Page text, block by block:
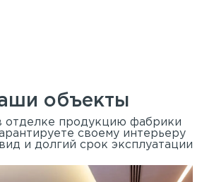
объекты
отделке продукцию фабрики
своему интерьеру
и долгий срок эксплуатации